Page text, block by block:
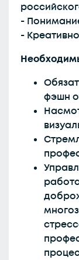
-
-
фэшн